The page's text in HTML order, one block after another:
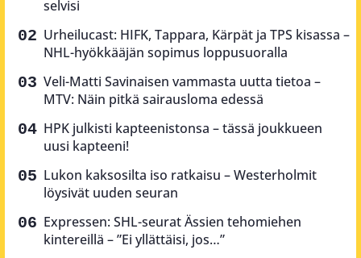
selvisi
Urheilucast: HIFK, Tappara, Kärpät ja TPS kisassa –
NHL-hyökkääjän sopimus loppusuoralla
Veli-Matti Savinaisen vammasta uutta tietoa –
MTV: Näin pitkä sairausloma edessä
HPK julkisti kapteenistonsa – tässä joukkueen
uusi kapteeni!
Lukon kaksosilta iso ratkaisu – Westerholmit
löysivät uuden seuran
Expressen: SHL-seurat Ässien tehomiehen
kintereillä – ”Ei yllättäisi, jos…”